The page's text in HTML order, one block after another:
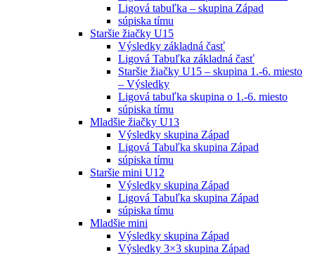
Ligová tabuľka – skupina Západ
súpiska tímu
Staršie žiačky U15
Výsledky základná časť
Ligová Tabuľka základná časť
Staršie žiačky U15 – skupina 1.-6. miesto
– Výsledky
Ligová tabuľka skupina o 1.-6. miesto
súpiska tímu
Mladšie žiačky U13
Výsledky skupina Západ
Ligová Tabuľka skupina Západ
súpiska tímu
Staršie mini U12
Výsledky skupina Západ
Ligová Tabuľka skupina Západ
súpiska tímu
Mladšie mini
Výsledky skupina Západ
Výsledky 3×3 skupina Západ